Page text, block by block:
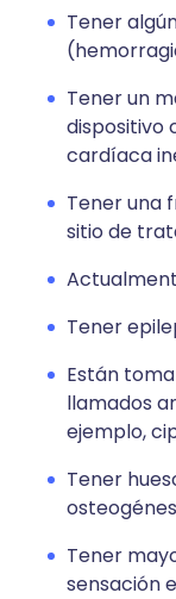
Tener
Tener un
dispositivo
cardíaca
Tener una
sitio de
Tener
Están
llamados
ejemplo,
Tener
Tener
sensación